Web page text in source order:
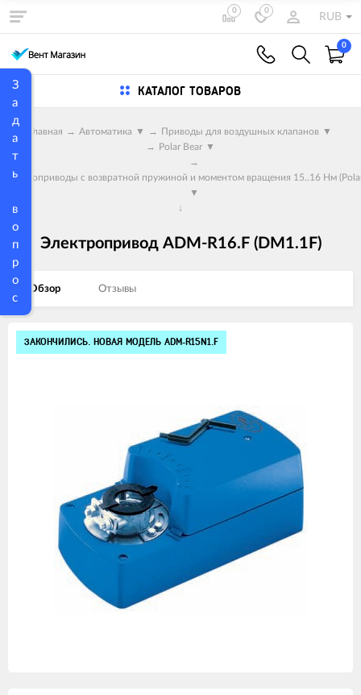
З
а
д
а
т
ь
в
о
п
р
о
с
0 0
RUB
0
КАТАЛОГ ТОВАРОВ
Главная → Автоматика ▼ → Приводы для воздушных клапанов ▼
→ Polar Bear ▼
→
Электроприводы с возвратной пружиной и моментом вращения 15..16 Нм
▼
↓
Электропривод ADM-R16.F (DM1.1F)
Обзор Отзывы
Изображения
ЗАКОНЧИЛИСЬ. НОВАЯ МОДЕЛЬ ADM-R15N1.F